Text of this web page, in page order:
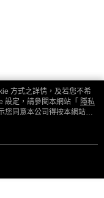
方式之詳情，及若您不希
設定，請參閱本網站「 隱私
您同意本公司得按本網站使